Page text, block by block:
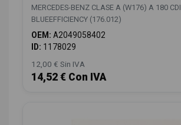
MERCEDES-BENZ CLASE A (W176) A 180 CDI
BLUEEFFICIENCY (176.012)
OEM: A2049058402
ID: 1178029
12,00 € Sin IVA
14,52 € Con IVA